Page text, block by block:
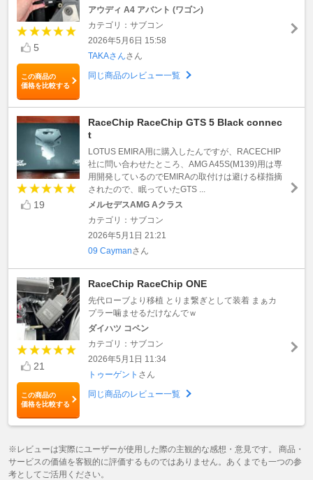
5
この商品の
価格を比較する
アウディ A4 アバント (ワゴン)
カテゴリ：サブコン
2026年5月6日 15:58
TAKAさんさん
同じ商品のレビュー一覧
19
RaceChip RaceChip GTS 5 Black connec
t
LOTUS EMIRA用に購入したんですが、RACECHIP
社に問い合わせたところ、AMG A45S(M139)用は専
用開発しているのでEMIRAの取付けは避ける様指摘
されたので、眠っていたGTS ...
メルセデスAMG Aクラス
カテゴリ：サブコン
2026年5月1日 21:21
09 Caymanさん
21
この商品の
価格を比較する
RaceChip RaceChip ONE
先代ローブより移植 とりま繋ぎとして装着 まぁカ
プラー噛ませるだけなんでｗ
ダイハツ コペン
カテゴリ：サブコン
2026年5月1日 11:34
トゥーゲント さん
同じ商品のレビュー一覧
※レビューは実際にユーザーが使用した際の主観的な感想・意見です。 商品・
サービスの価値を客観的に評価するものではありません。あくまでも一つの参
考としてご活用ください。